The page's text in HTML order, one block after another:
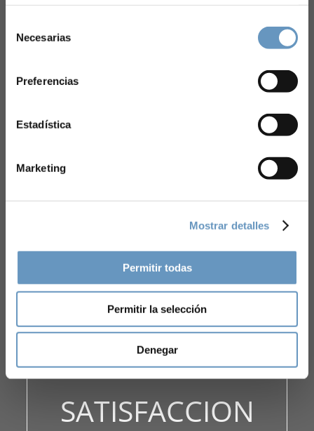
Necesarias
Preferencias
Estadística
Marketing
Mostrar detalles
Permitir todas
Permitir la selección
Denegar
2303
NÓMINAS
88.5%
SATISFACCION